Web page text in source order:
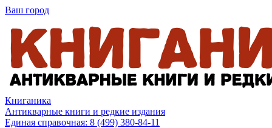
Ваш город
Книганика
Антикварные книги и редкие издания
Единая справочная: 8 (499) 380-84-11